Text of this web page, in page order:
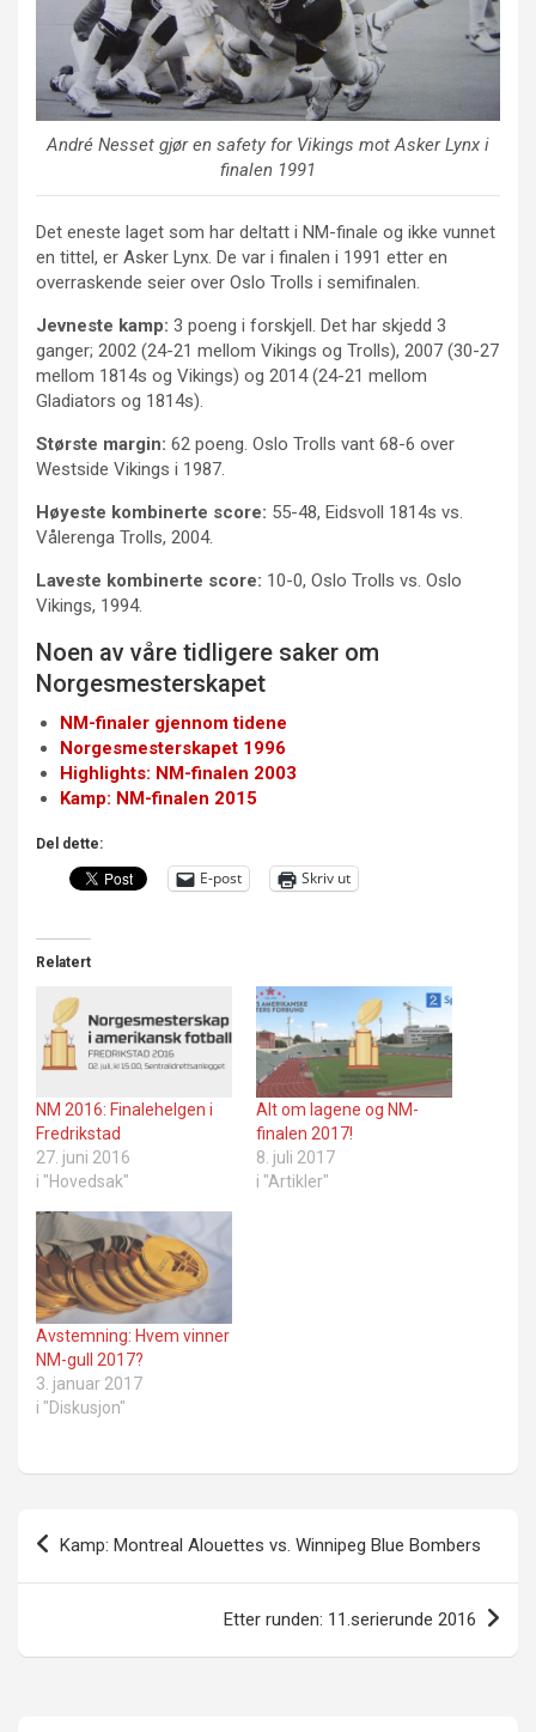
André Nesset gjør en safety for Vikings mot Asker Lynx i
finalen 1991
Det eneste laget som har deltatt i NM-finale og ikke vunnet
en tittel, er Asker Lynx. De var i finalen i 1991 etter en
overraskende seier over Oslo Trolls i semifinalen.
Jevneste kamp: 3 poeng i forskjell. Det har skjedd 3
ganger; 2002 (24-21 mellom Vikings og Trolls), 2007 (30-27
mellom 1814s og Vikings) og 2014 (24-21 mellom
Gladiators og 1814s).
Største margin: 62 poeng. Oslo Trolls vant 68-6 over
Westside Vikings i 1987.
Høyeste kombinerte score: 55-48, Eidsvoll 1814s vs.
Vålerenga Trolls, 2004.
Laveste kombinerte score: 10-0, Oslo Trolls vs. Oslo
Vikings, 1994.
Noen av våre tidligere saker om
Norgesmesterskapet
NM-finaler gjennom tidene
Norgesmesterskapet 1996
Highlights: NM-finalen 2003
Kamp: NM-finalen 2015
Del dette:
E-post Skriv ut
Relatert
NM 2016: Finalehelgen i
Fredrikstad
27. juni 2016
i "Hovedsak"
Alt om lagene og NM-
finalen 2017!
8. juli 2017
i "Artikler"
Avstemning: Hvem vinner
NM-gull 2017?
3. januar 2017
i "Diskusjon"
Innleggsnavigasjon
Kamp: Montreal Alouettes vs. Winnipeg Blue Bombers
Etter runden: 11.serierunde 2016